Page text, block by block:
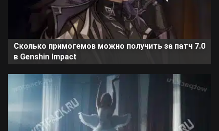
Сколько примогемов можно получить за патч 7.0
в Genshin Impact